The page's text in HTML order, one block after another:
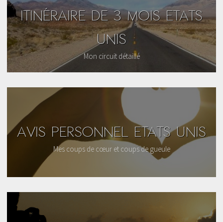
ITINÉRAIRE DE 3 MOIS ETATS
UNIS
Mon circuit détaillé
AVIS PERSONNEL ETATS UNIS
Mes coups de cœur et coups de gueule